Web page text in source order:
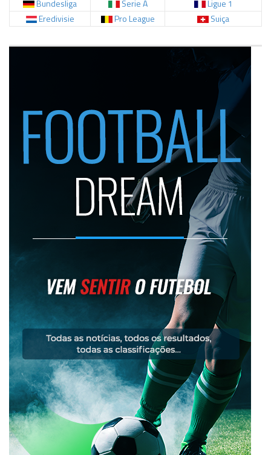
Bundesliga Serie A
Ligue 1
Eredivisie
Pro League Suiça